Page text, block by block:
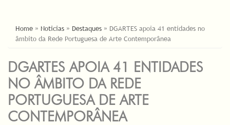
ESTÁ AQUI
Home » Noticias » Destaques » DGARTES apoia 41 entidades no
âmbito da Rede Portuguesa de Arte Contemporânea
DGARTES APOIA 41 ENTIDADES
NO ÂMBITO DA REDE
PORTUGUESA DE ARTE
CONTEMPORÂNEA